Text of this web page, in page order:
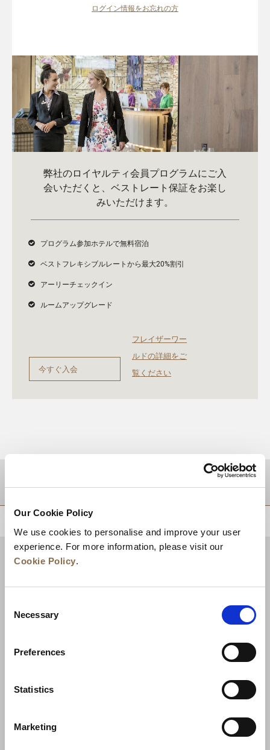
Our Cookie Policy
We use cookies to personalise and improve your user
experience. For more information, please visit our
Cookie Policy.
Selection
Necessary
Preferences
Statistics
Marketing
ログイン情報をお忘れの方
弊社のロイヤルティ会員プログラムにご入
会いただくと、ベストレート保証をお楽し
みいただけます。
プログラム参加ホテルで無料宿泊
ベストフレキシブルレートから最大20%割引
アーリーチェックイン
ルームアップグレード
今すぐ入会
フレイザーワー
ルドの詳細をご
覧ください